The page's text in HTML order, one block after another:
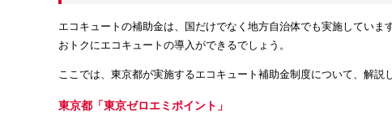
エコキュートの補助金は、国だけでなく地方自治体でも実施しています
おトクにエコキュートの導入ができるでしょう。
ここでは、東京都が実施するエコキュート補助金制度について、解説
東京都「東京ゼロエミポイント」